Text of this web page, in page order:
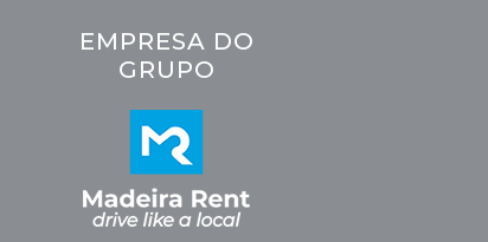
EMPRESA DO
GRUPO